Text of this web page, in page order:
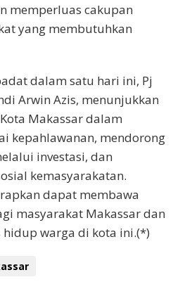
memperluas cakupan
yang membutuhkan
dalam satu hari ini, Pj
Arwin Azis, menunjukkan
Makassar dalam
kepahlawanan, mendorong
investasi, dan
kemasyarakatan.
dapat membawa
masyarakat Makassar dan
warga di kota ini.(*)